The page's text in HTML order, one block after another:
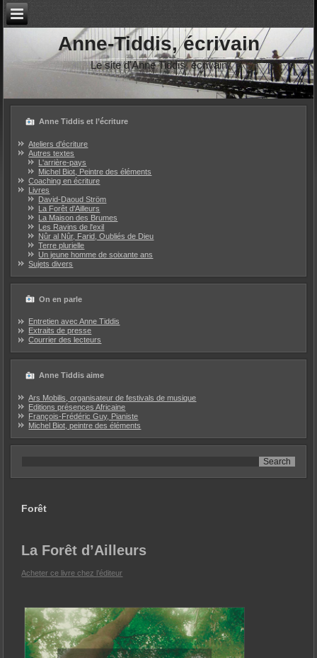
Anne-Tiddis, écrivain
Le site d'Anne Tiddis, écrivain
Anne Tiddis et l’écriture
Ateliers d'écriture
Autres textes
L'arrière-pays
Michel Biot, Peintre des éléments
Coaching en écriture
Livres
David-Daoud Ström
La Forêt d'Ailleurs
La Maison des Brumes
Les Ravins de l'exil
Nûr al Nûr, Farid, Oubliés de Dieu
Terre plurielle
Un jeune homme de soixante ans
Sujets divers
On en parle
Entretien avec Anne Tiddis
Extraits de presse
Courrier des lecteurs
Anne Tiddis aime
Ars Mobilis, organisateur de festivals de musique
Editions présences Africaine
François-Frédéric Guy, Pianiste
Michel Biot, peintre des éléments
Forêt
La Forêt d’Ailleurs
Acheter ce livre chez l’éditeur